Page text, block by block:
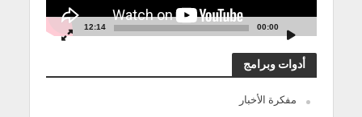
00:00
12:14
أدوات وبرامج
مفكرة الأخبار